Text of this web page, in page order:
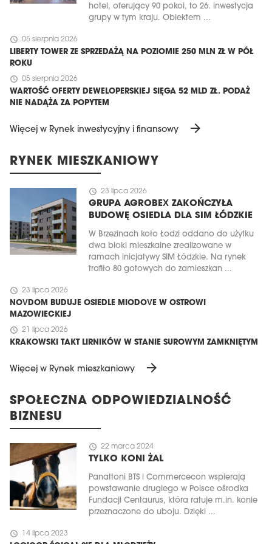
hotel, oferujący 90 pokoi, to 26. inwestycja
grupy w tym kraju. Obiektem ...
schedule 05 sierpnia 2026
LIBERTY TOWER ZE SPRZEDAŻĄ NA POZIOMIE 250 MLN ZŁ W PÓŁ
ROKU
schedule 05 sierpnia 2026
WARTOŚĆ OFERTY DEWELOPERSKIEJ SIĘGA 52 MLD ZŁ. PODAŻ
NIE NADĄŻA ZA POPYTEM
Więcej w Rynek inwestycyjny i finansowy arrow_forward
RYNEK MIESZKANIOWY
schedule 23 lipca 2026
GRUPA AGROBEX ZAKOŃCZYŁA
BUDOWĘ OSIEDLA DLA SIM ŁÓDZKIE
W Brzezinach koło Łodzi oddano do użytku
dwa bloki mieszkalne zrealizowane w
ramach inicjatywy SIM Łódzkie. Na rynek
trafiło 80 gotowych do zamieszkan ...
schedule 23 lipca 2026
NOVDOM BUDUJE OSIEDLE MIODOVE W OSTROWI
MAZOWIECKIEJ
schedule 21 lipca 2026
KRAKOWSKI TAKT LIRNIKÓW W STANIE SUROWYM ZAMKNIĘTYM
Więcej w Rynek mieszkaniowy arrow_forward
SPOŁECZNA ODPOWIEDZIALNOŚĆ
BIZNESU
schedule 22 marca 2024
TYLKO KONI ŻAL
Panattoni BTS i Commercecon wspierają
powstawanie drugiego w Polsce ośrodka
Fundacji Centaurus, która ratuje m.in. konie
przeznaczone do uboju. Dzięki ...
schedule 14 lipca 2023